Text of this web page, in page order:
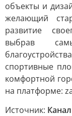
объекты и
желающий
развитие
выбрав
спортивные
комфортной
на платформе:
Источник: